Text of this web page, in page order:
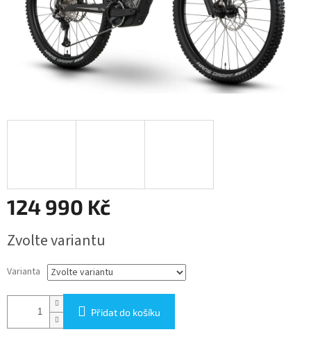
124 990 Kč
cena:
Zvolte variantu
Varianta
Přidat do košíku